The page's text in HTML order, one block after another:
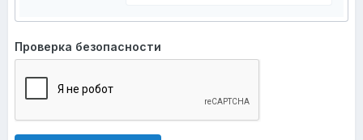
Проверка безопасности